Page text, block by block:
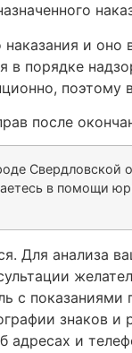
и
в порядке
после
в помощи
Для анализа
с
знаков
и